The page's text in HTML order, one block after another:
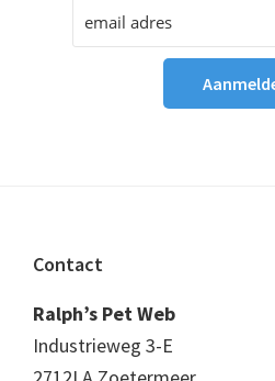
Footer
Contact
Ralph’s Pet Web
Industrieweg 3-E